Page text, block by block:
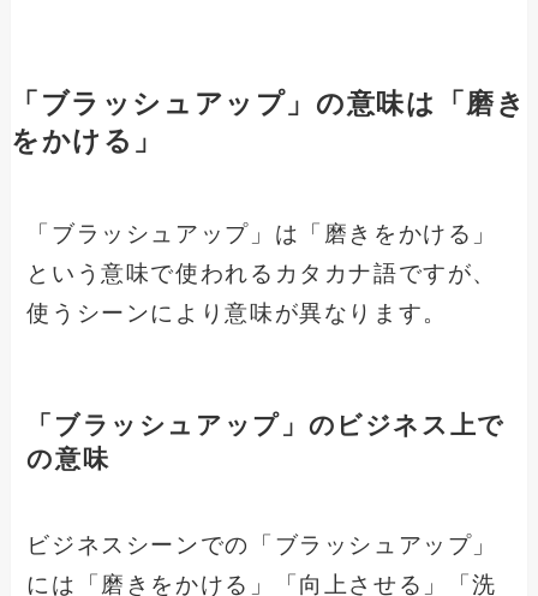
「ブラッシュアップ」の意味は「磨き
をかける」
「ブラッシュアップ」は「磨きをかける」
という意味で使われるカタカナ語ですが、
使うシーンにより意味が異なります。
「ブラッシュアップ」のビジネス上で
の意味
ビジネスシーンでの「ブラッシュアップ」
には「磨きをかける」「向上させる」「洗